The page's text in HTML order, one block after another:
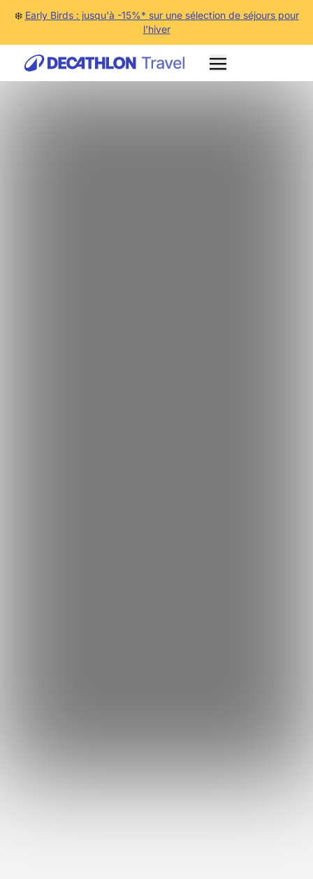
❄️ Early Birds : jusqu'à -15%* sur une sélection de séjours pour
l'hiver